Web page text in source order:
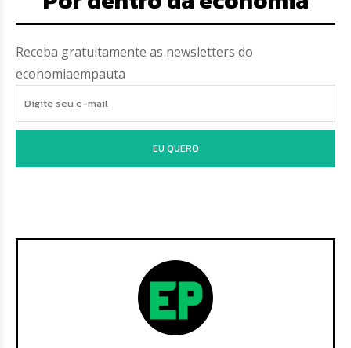
Receba gratuitamente as newsletters do
economiaempauta
EU QUERO